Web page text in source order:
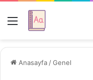
Menü
Anasayfa /Genel